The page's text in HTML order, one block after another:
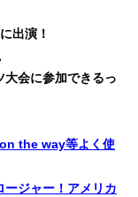
出演！
会に参加できるっ
the way等よく使
ジャー！アメリカ